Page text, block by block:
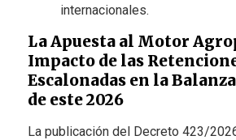
internacionales.
La Apuesta al Motor
Impacto de las
Escalonadas en la
de este 2026
La publicación del Decreto 423/